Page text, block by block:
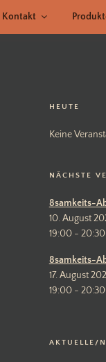
Kontakt
HEUTE
Keine
NÄCHSTE
8samkeits-
10. August
19:00 -
8samkeits-
17. August
19:00 -
AKTUELLE/